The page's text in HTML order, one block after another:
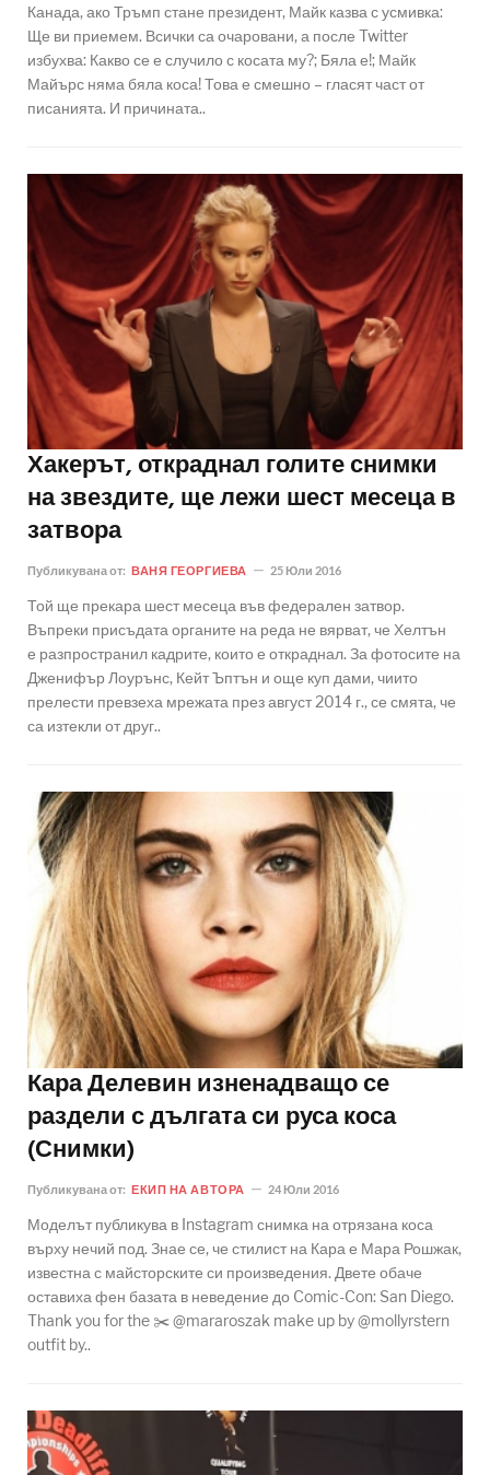
Канада, ако Тръмп стане президент, Майк казва с усмивка:
Ще ви приемем. Всички са очаровани, а после Twitter
избухва: Какво се е случило с косата му?; Бяла е!; Майк
Майърс няма бяла коса! Това е смешно – гласят част от
писанията. И причината..
Хакерът, откраднал голите снимки
на звездите, ще лежи шест месеца в
затвора
Публикувана от: ВАНЯ ГЕОРГИЕВА 25 Юли 2016
Той ще прекара шест месеца във федерален затвор.
Въпреки присъдата органите на реда не вярват, че Хелтън
е разпространил кадрите, които е откраднал. За фотосите на
Дженифър Лоурънс, Кейт Ъптън и още куп дами, чиито
прелести превзеха мрежата през август 2014 г., се смята, че
са изтекли от друг..
Кара Делевин изненадващо се
раздели с дългата си руса коса
(Снимки)
Публикувана от: ЕКИП НА АВТОРА 24 Юли 2016
Моделът публикува в Instagram снимка на отрязана коса
върху нечий под. Знае се, че стилист на Кара е Мара Рошжак,
известна с майсторските си произведения. Двете обаче
оставиха фен базата в неведение до Comic-Con: San Diego.
Thank you for the ✂️ @mararoszak make up by @mollyrstern
outfit by..